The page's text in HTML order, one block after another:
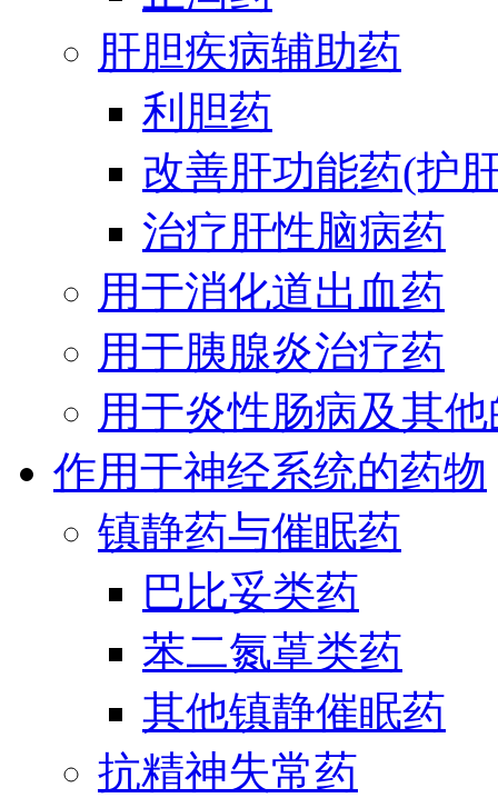
肝胆疾病辅助药
利胆药
改善肝功能药(护
治疗肝性脑病药
用于消化道出血药
用于胰腺炎治疗药
用于炎性肠病及其
作用于神经系统的药物
镇静药与催眠药
巴比妥类药
苯二氮䓬类药
其他镇静催眠药
抗精神失常药